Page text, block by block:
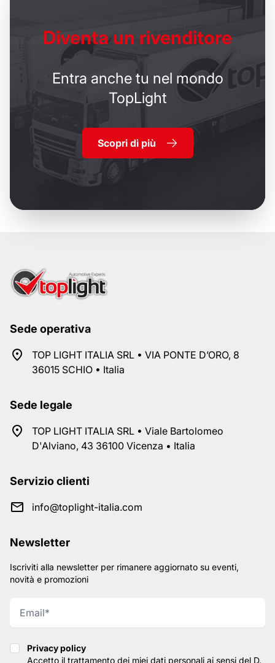
Diventa un rivenditore
Entra anche tu nel mondo
TopLight
Scopri di più
Sede operativa
TOP LIGHT ITALIA SRL • VIA PONTE D’ORO, 8
36015 SCHIO • Italia
Sede legale
TOP LIGHT ITALIA SRL • Viale Bartolomeo
D'Alviano, 43 36100 Vicenza • Italia
Servizio clienti
info@toplight-italia.com
Newsletter
Iscriviti alla newsletter per rimanere aggiornato su eventi,
novità e promozioni
Privacy policy
Privacy policy
Accetto il trattamento dei miei dati personali ai sensi del D.